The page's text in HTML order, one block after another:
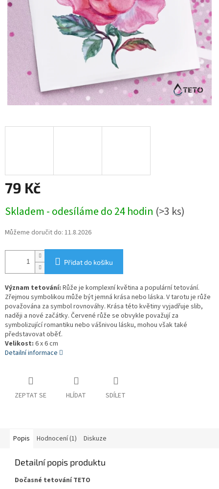
79 Kč
cena:
Skladem - odesíláme do 24 hodin (>3 ks)
Můžeme doručit do: 11.8.2026
Přidat do košíku
Význam tetování: Růže je komplexní květina a populární tetování.
Zřejmou symbolikou může být jemná krása nebo láska. V tarotu je růže
považována za symbol rovnováhy. Krása této květiny vyjadřuje slib,
naději a nové začátky. Červené růže se obvykle považují za
symbolizující romantiku nebo vášnivou lásku, mohou však také
představovat oběť.
Velikost: 6 x 6 cm
Detailní informace
ZEPTAT SE HLÍDAT SDÍLET
Popis Hodnocení (1) Diskuze
Detailní popis produktu
Dočasné tetování TETO